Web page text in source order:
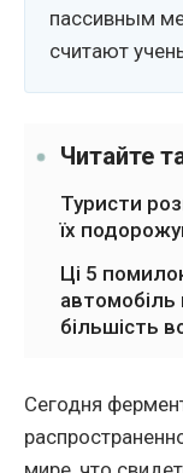
пассивным
считают
Читайте
Туристи
їх
Ці 5
автомобіль
більшість
Сегодня